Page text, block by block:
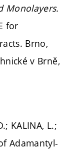
Monolayers.
for
Brno,
v Brně,
KALINA, L.;
Adamantyl-